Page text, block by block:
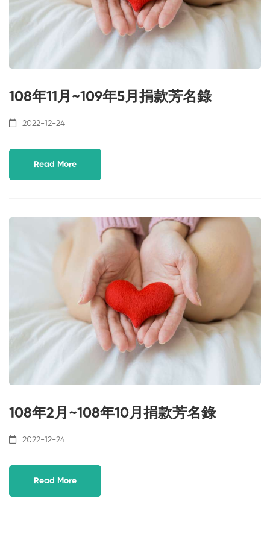
108年11月~109年5月捐款芳名錄
2022-12-24
Read More
108年2月~108年10月捐款芳名錄
2022-12-24
Read More